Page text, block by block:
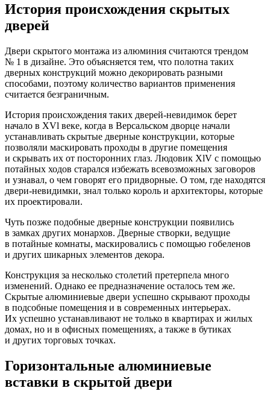
История происхождения скрытых
дверей
Двери скрытого монтажа из алюминия считаются трендом
№ 1 в дизайне. Это объясняется тем, что полотна таких
дверных конструкций можно декорировать разными
способами, поэтому количество вариантов применения
считается безграничным.
История происхождения таких дверей-невидимок берет
начало в XVl веке, когда в Версальском дворце начали
устанавливать скрытые дверные конструкции, которые
позволяли маскировать проходы в другие помещения
и скрывать их от посторонних глаз. Людовик XlV с помощью
потайных ходов старался избежать всевозможных заговоров
и узнавал, о чем говорят его придворные. О том, где находятся
двери-невидимки, знал только король и архитекторы, которые
их проектировали.
Чуть позже подобные дверные конструкции появились
в замках других монархов. Дверные створки, ведущие
в потайные комнаты, маскировались с помощью гобеленов
и других шикарных элементов декора.
Конструкция за несколько столетий претерпела много
изменений. Однако ее предназначение осталось тем же.
Скрытые алюминиевые двери успешно скрывают проходы
в подсобные помещения и в современных интерьерах.
Их успешно устанавливают не только в квартирах и жилых
домах, но и в офисных помещениях, а также в бутиках
и других торговых точках.
Горизонтальные алюминиевые
вставки в скрытой двери